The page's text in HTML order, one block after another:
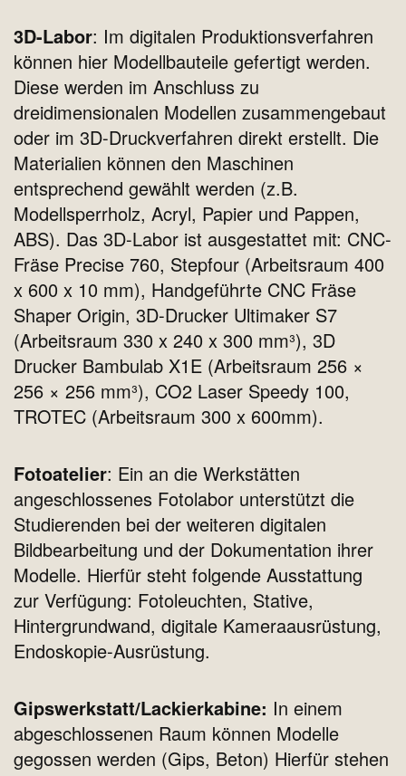
3D-Labor: Im digitalen Produktionsverfahren
können hier Modellbauteile gefertigt werden.
Diese werden im Anschluss zu
dreidimensionalen Modellen zusammengebaut
oder im 3D-Druckverfahren direkt erstellt. Die
Materialien können den Maschinen
entsprechend gewählt werden (z.B.
Modellsperrholz, Acryl, Papier und Pappen,
ABS). Das 3D-Labor ist ausgestattet mit: CNC-
Fräse Precise 760, Stepfour (Arbeitsraum 400
x 600 x 10 mm), Handgeführte CNC Fräse
Shaper Origin, 3D-Drucker Ultimaker S7
(Arbeitsraum 330 x 240 x 300 mm³), 3D
Drucker Bambulab X1E (Arbeitsraum 256 ×
256 × 256 mm³), CO2 Laser Speedy 100,
TROTEC (Arbeitsraum 300 x 600mm).
Fotoatelier: Ein an die Werkstätten
angeschlossenes Fotolabor unterstützt die
Studierenden bei der weiteren digitalen
Bildbearbeitung und der Dokumentation ihrer
Modelle. Hierfür steht folgende Ausstattung
zur Verfügung: Fotoleuchten, Stative,
Hintergrundwand, digitale Kameraausrüstung,
Endoskopie-Ausrüstung.
Gipswerkstatt/Lackierkabine: In einem
abgeschlossenen Raum können Modelle
gegossen werden (Gips, Beton) Hierfür stehen